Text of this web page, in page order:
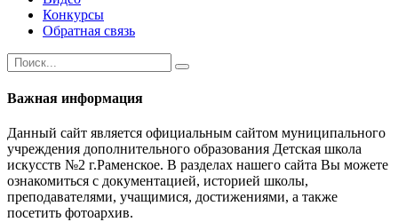
Конкурсы
Обратная связь
Важная информация
Данный сайт является официальным сайтом муниципального
учреждения дополнительного образования Детская школа
искусств №2 г.Раменское. В разделах нашего сайта Вы можете
ознакомиться с документацией, историей школы,
преподавателями, учащимися, достижениями, а также
посетить фотоархив.